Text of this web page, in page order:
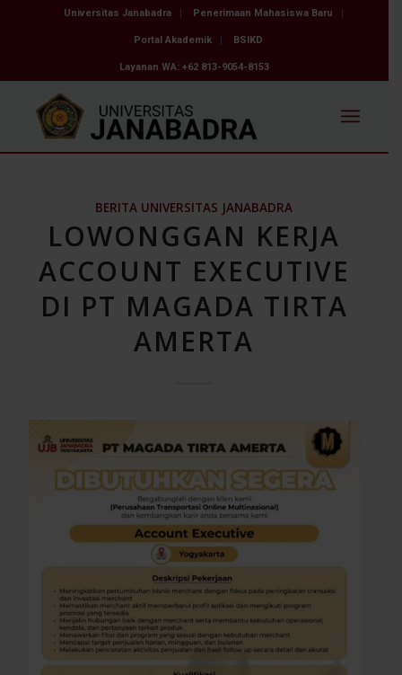
Universitas Janabadra Penerimaan Mahasiswa Baru
Portal Akademik BSIKD
Layanan WA: +62 813-9054-8153
BERITA UNIVERSITAS JANABADRA
LOWONGGAN KERJA
ACCOUNT EXECUTIVE
DI PT MAGADA TIRTA
AMERTA